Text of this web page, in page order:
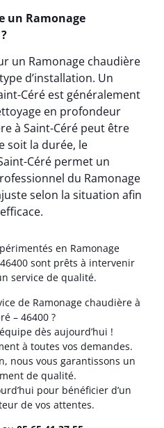
un Ramonage
un Ramonage chaudière
d’installation. Un
Céré est généralement
en profondeur
à Saint-Céré peut être
soit la durée, le
Céré permet un
du Ramonage
selon la situation afin
en Ramonage
sont prêts à intervenir
service de qualité.
de Ramonage chaudière à
– 46400 ?
dès aujourd’hui !
à toutes vos demandes.
nous vous garantissons un
de qualité.
pour bénéficier d’un
de vos attentes.